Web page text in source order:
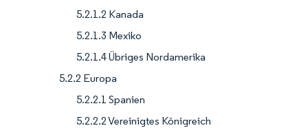
5.2.1.2 Kanada
5.2.1.3 Mexiko
5.2.1.4 Übriges Nordamerika
5.2.2 Europa
5.2.2.1 Spanien
5.2.2.2 Vereinigtes Königreich